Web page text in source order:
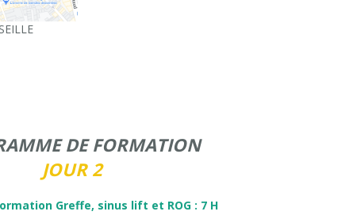
DE FORMATION
JOUR 2
Greffe, sinus lift et ROG : 7 H